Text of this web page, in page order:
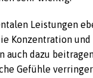
Leistungen
Konzentration und
auch dazu
Gefühle